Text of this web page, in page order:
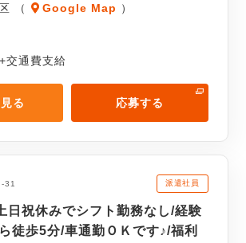
（
Google Map ）
交通費支給
る 応募する
31 派遣社員
日祝休みでシフト勤務なし/経験
徒歩5分/車通勤ＯＫです♪/福利